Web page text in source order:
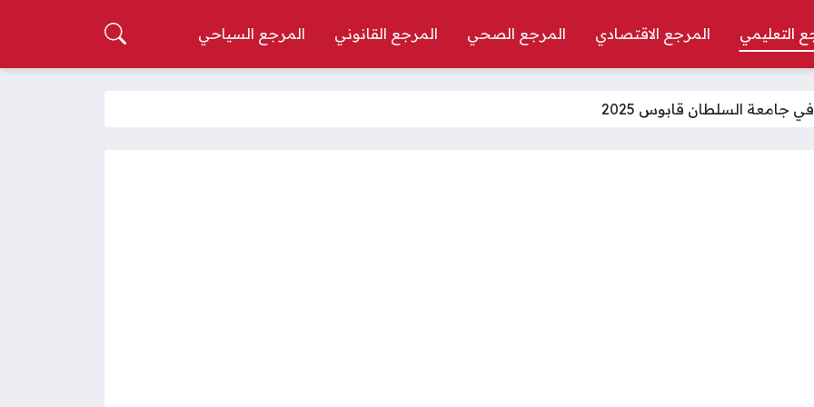
التعليمي المرجع الاقتصادي المرجع الصحي المرجع القانوني المرجع السياحي
جامعة السلطان قابوس 2025